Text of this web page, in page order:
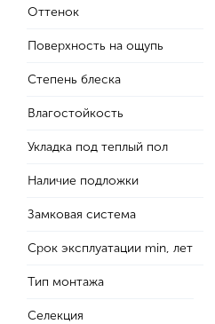
Оттенок
Поверхность на ощупь
Степень блеска
Влагостойкость
Укладка под теплый пол
Наличие подложки
Замковая система
Срок эксплуатации min, лет
Тип монтажа
Селекция